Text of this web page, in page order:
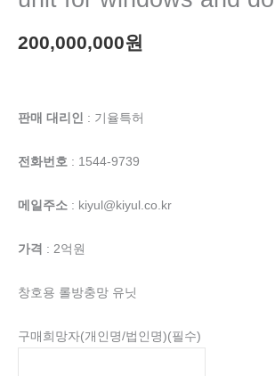
200,000,000원
판매 대리인 : 기율특허
전화번호 : 1544-9739
메일주소 : kiyul@kiyul.co.kr
가격 : 2억원
창호용 롤방충망 유닛
구매희망자(개인명/법인명)(필수)